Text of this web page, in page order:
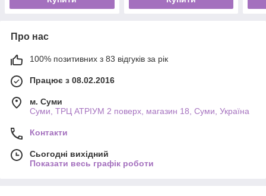
Про нас
100% позитивних з 83 відгуків за рік
Працює з 08.02.2016
м. Суми
Суми, ТРЦ АТРІУМ 2 поверх, магазин 18, Суми, Україна
Контакти
Сьогодні вихідний
Показати весь графік роботи